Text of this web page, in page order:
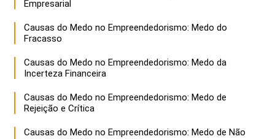
Empresarial
Causas do Medo no Empreendedorismo: Medo do
Fracasso
Causas do Medo no Empreendedorismo: Medo da
Incerteza Financeira
Causas do Medo no Empreendedorismo: Medo de
Rejeição e Crítica
Causas do Medo no Empreendedorismo: Medo de Não